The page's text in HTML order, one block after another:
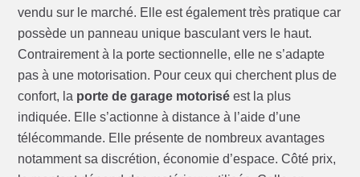
vendu sur le marché. Elle est également très pratique car
possède un panneau unique basculant vers le haut.
Contrairement à la porte sectionnelle, elle ne s’adapte
pas à une motorisation. Pour ceux qui cherchent plus de
confort, la porte de garage motorisé est la plus
indiquée. Elle s’actionne à distance à l’aide d’une
télécommande. Elle présente de nombreux avantages
notamment sa discrétion, économie d’espace. Côté prix,